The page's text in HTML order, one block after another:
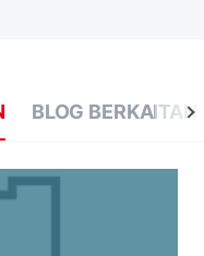
BLOG BERKAITAN